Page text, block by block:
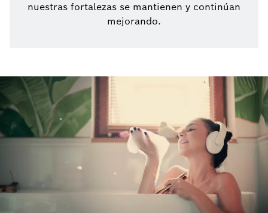
nuestras fortalezas se mantienen y continúan
mejorando.